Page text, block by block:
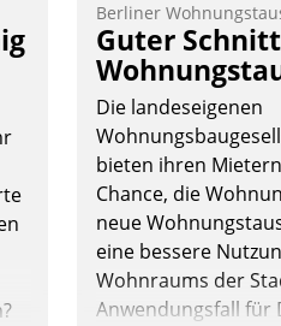
Berliner
Guter
Die landeseigenen
bieten ihren
Chance, die
neue
eine bessere
Wohnraums der
Anwendungsfall für